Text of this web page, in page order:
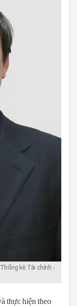
kê Tài chính -
thực hiện theo